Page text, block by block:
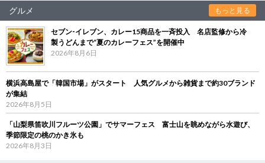
グルメ もっと見る
セブン‐イレブン、カレー15商品を一斉投入 名店監修から冷
製うどんまで“夏のカレーフェス”を開催中
2026年8月6日
横浜高島屋で「韓国市場」がスタート 人気グルメから雑貨まで約30ブランド
が集結
2026年8月5日
「山梨県笛吹川フルーツ公園」でサマーフェス 富士山を眺めながら水遊び、
季節限定の桃のかき氷も
2026年8月3日